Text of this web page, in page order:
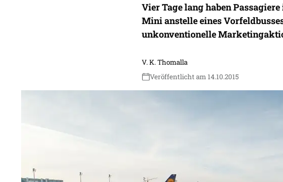
Vier Tage lang haben
Mini anstelle eines
unkonventionelle
V. K. Thomalla
Veröffentlicht am 14.10.2015